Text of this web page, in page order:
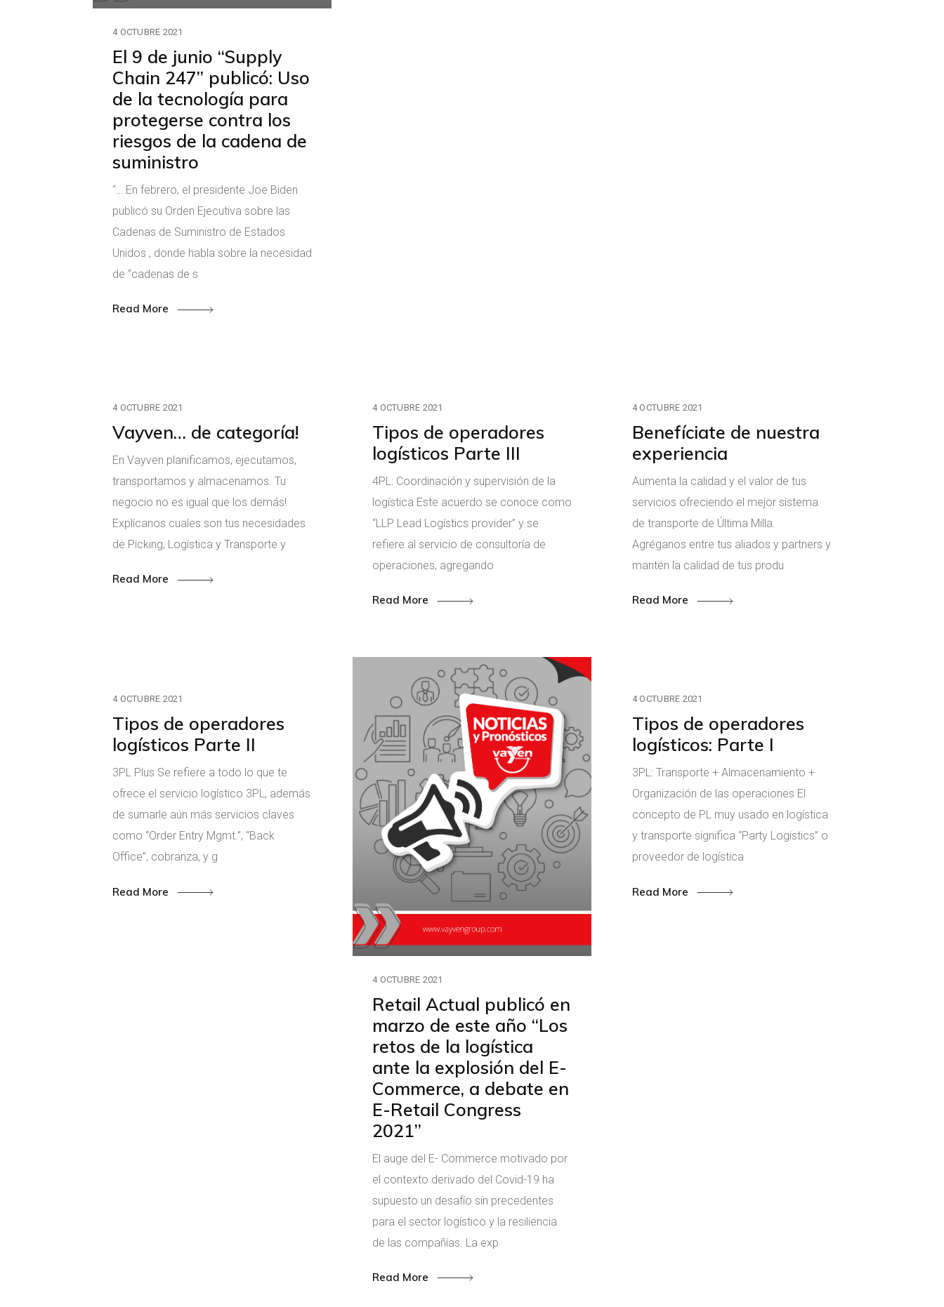
4 OCTUBRE 2021
El 9 de junio “Supply
Chain 247” publicó: Uso
de la tecnología para
protegerse contra los
riesgos de la cadena de
suministro
“… En febrero, el presidente Joe Biden
publicó su Orden Ejecutiva sobre las
Cadenas de Suministro de Estados
Unidos , donde habla sobre la necesidad
de “cadenas de s
Read More
4 OCTUBRE 2021
Vayven… de categoría!
En Vayven planificamos, ejecutamos,
transportamos y almacenamos. Tu
negocio no es igual que los demás!
Explícanos cuales son tus necesidades
de Picking, Logística y Transporte y
Read More
4 OCTUBRE 2021
Tipos de operadores
logísticos Parte III
4PL: Coordinación y supervisión de la
logística Este acuerdo se conoce como
“LLP Lead Logístics provider” y se
refiere al servicio de consultoría de
operaciones, agregando
Read More
4 OCTUBRE 2021
Benefíciate de nuestra
experiencia
Aumenta la calidad y el valor de tus
servicios ofreciendo el mejor sistema
de transporte de Última Milla.
Agréganos entre tus aliados y partners y
mantén la calidad de tus produ
Read More
4 OCTUBRE 2021
Tipos de operadores
logísticos Parte II
3PL Plus Se refiere a todo lo que te
ofrece el servicio logístico 3PL, además
de sumarle aún más servicios claves
como “Order Entry Mgmt.”, “Back
Office”, cobranza, y g
Read More
4 OCTUBRE 2021
Retail Actual publicó en
marzo de este año “Los
retos de la logística
ante la explosión del E-
Commerce, a debate en
E-Retail Congress
2021”
El auge del E- Commerce motivado por
el contexto derivado del Covid-19 ha
supuesto un desafío sin precedentes
para el sector logístico y la resiliencia
de las compañías. La exp
Read More
4 OCTUBRE 2021
Tipos de operadores
logísticos: Parte I
3PL: Transporte + Almacenamiento +
Organización de las operaciones El
concepto de PL muy usado en logística
y transporte significa “Party Logistics” o
proveedor de logística
Read More